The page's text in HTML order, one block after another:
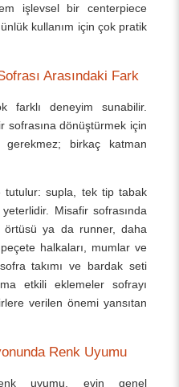
işlevsel bir centerpiece
kullanım için çok pratik
Arasındaki Fark
farklı deneyim sunabilir.
sofrasına dönüştürmek için
gerekmez; birkaç katman
tutulur: supla, tek tip tabak
Misafir sofrasında
örtüsü ya da runner, daha
halkaları, mumlar ve
takımı ve bardak seti
etkili eklemeler sofrayı
verilen önemi yansıtan
Renk Uyumu
uyumu, evin genel